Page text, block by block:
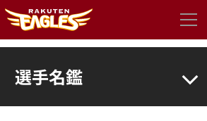
選手名鑑